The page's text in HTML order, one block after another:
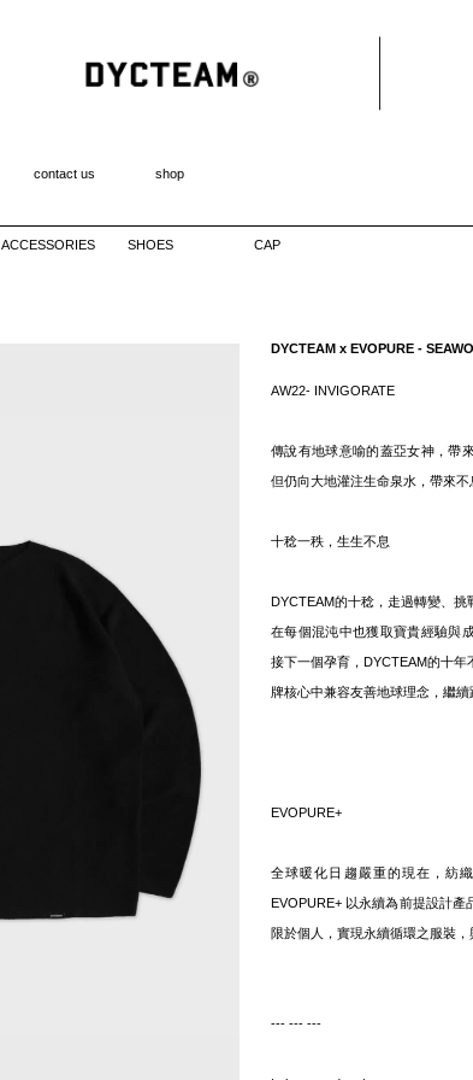
contact us shop
ACCESSORIES SHOES CAP
DYCTEAM x EVOPURE -
AW22- INVIGORATE
傳說有地球意喻的蓋亞女神，帶
但仍向大地灌注生命泉水，帶來不
十稔一秩，生生不息
DYCTEAM的十稔，走過轉變、
在每個混沌中也獲取寶貴經驗與
接下一個孕育，DYCTEAM的十
牌核心中兼容友善地球理念，繼續
EVOPURE+
全球暖化日趨嚴重的現在，紡
EVOPURE+ 以永續為前提設計
限於個人，實現永續循環之服裝，
--- --- ---